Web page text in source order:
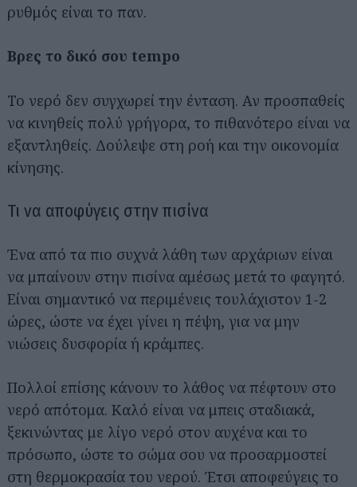
ρυθμός είναι το παν.
Βρες το δικό σου tempo
Το νερό δεν συγχωρεί την ένταση. Αν προσπαθείς
να κινηθείς πολύ γρήγορα, το πιθανότερο είναι να
εξαντληθείς. Δούλεψε στη ροή και την οικονομία
κίνησης.
Τι να αποφύγεις στην πισίνα
Ένα από τα πιο συχνά λάθη των αρχάριων είναι
να μπαίνουν στην πισίνα αμέσως μετά το φαγητό.
Είναι σημαντικό να περιμένεις τουλάχιστον 1-2
ώρες, ώστε να έχει γίνει η πέψη, για να μην
νιώσεις δυσφορία ή κράμπες.
Πολλοί επίσης κάνουν το λάθος να πέφτουν στο
νερό απότομα. Καλό είναι να μπεις σταδιακά,
ξεκινώντας με λίγο νερό στον αυχένα και το
πρόσωπο, ώστε το σώμα σου να προσαρμοστεί
στη θερμοκρασία του νερού. Έτσι αποφεύγεις το
Αναζήτηση